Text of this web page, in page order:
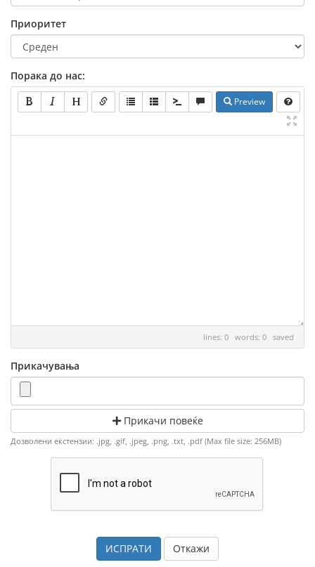
Приоритет
Порака до нас:
Preview
lines: 0 words: 0 saved
Прикачувања
Прикачи повеќе
Дозволени екстензии: .jpg, .gif, .jpeg, .png, .txt, .pdf (Max file size: 256MB)
Откажи